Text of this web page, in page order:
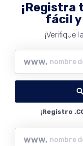
¡Registra
fácil
¡Verifique
www.
¡Registro
www.